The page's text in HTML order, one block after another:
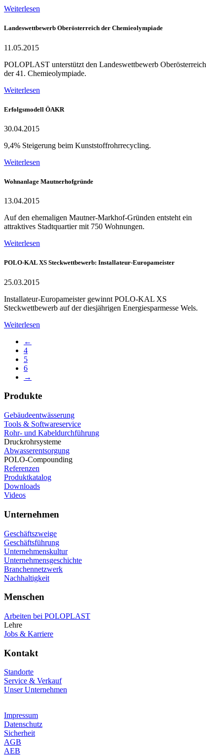
Weiterlesen
Landeswettbewerb Oberösterreich der Chemieolympiade
11.05.2015
POLOPLAST unterstützt den Landeswettbewerb Oberösterreich
der 41. Chemieolympiade.
Weiterlesen
Erfolgsmodell ÖAKR
30.04.2015
9,4% Steigerung beim Kunststoffrohrrecycling.
Weiterlesen
Wohnanlage Mautnerhofgründe
13.04.2015
Auf den ehemaligen Mautner-Markhof-Gründen entsteht ein
attraktives Stadtquartier mit 750 Wohnungen.
Weiterlesen
POLO-KAL XS Steckwettbewerb: Installateur-Europameister
25.03.2015
Installateur-Europameister gewinnt POLO-KAL XS
Steckwettbewerb auf der diesjährigen Energiesparmesse Wels.
Weiterlesen
←
4
5
6
→
Produkte
Gebäudeentwässerung
Tools & Softwareservice
Rohr- und Kabeldurchführung
Druckrohrsysteme
Abwasserentsorgung
POLO-Compounding
Referenzen
Produktkatalog
Downloads
Videos
Unternehmen
Geschäftszweige
Geschäftsführung
Unternehmenskultur
Unternehmensgeschichte
Branchennetzwerk
Nachhaltigkeit
Menschen
Arbeiten bei POLOPLAST
Lehre
Jobs & Karriere
Kontakt
Standorte
Service & Verkauf
Unser Unternehmen
Impressum
Datenschutz
Sicherheit
AGB
AEB